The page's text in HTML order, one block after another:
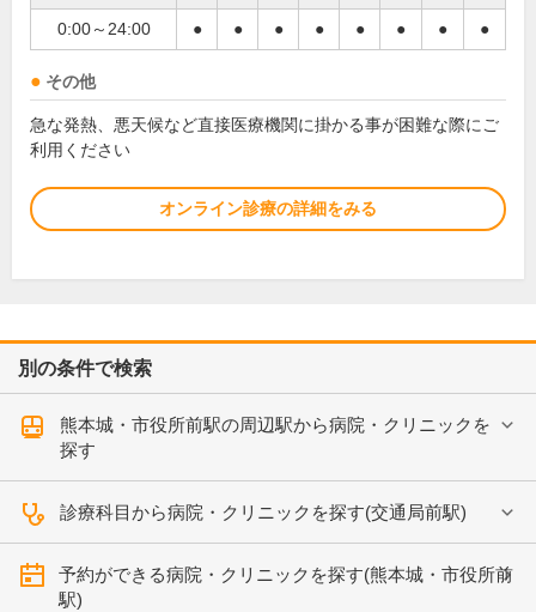
0:00～24:00 ● ● ● ● ● ● ● ●
その他
急な発熱、悪天候など直接医療機関に掛かる事が困難な際にご
利用ください
オンライン診療の詳細をみる
別の条件で検索
熊本城・市役所前駅の周辺駅から病院・クリニックを
探す
診療科目から病院・クリニックを探す(交通局前駅)
予約ができる病院・クリニックを探す(熊本城・市役所前
駅)